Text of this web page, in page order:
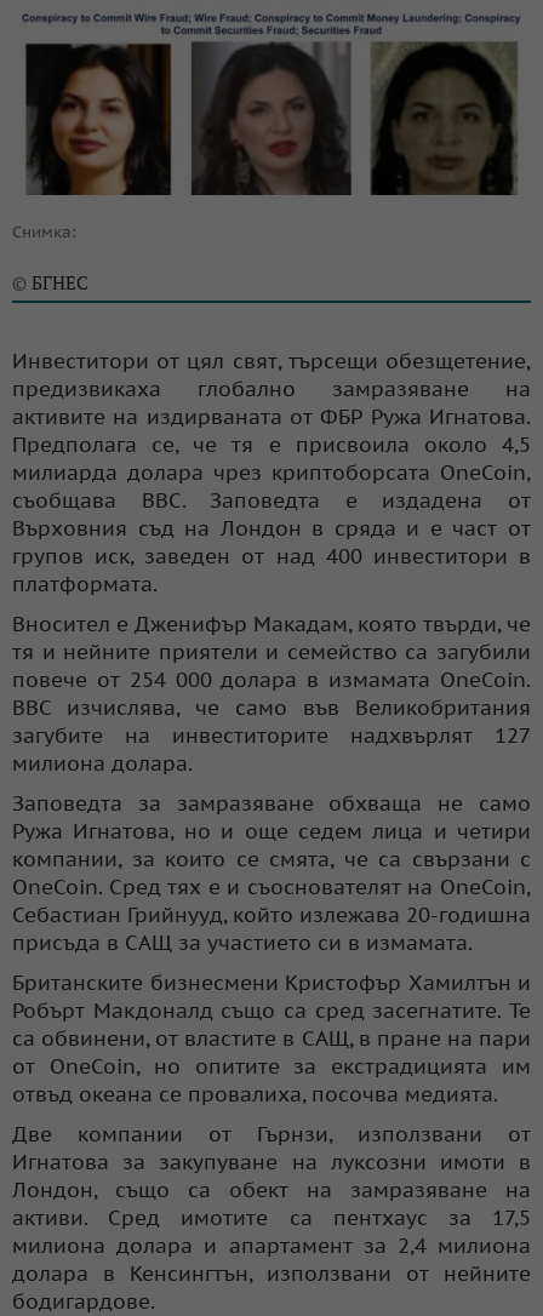
Снимка:
© БГНЕС
Инвеститори от цял свят, търсещи обезщетение,
предизвикаха глобално замразяване на
активите на издирваната от ФБР Ружа Игнатова.
Предполага се, че тя е присвоила около 4,5
милиарда долара чрез криптоборсата OneCoin,
съобщава BBC. Заповедта e издадена от
Върховния съд на Лондон в сряда и е част от
групов иск, заведен от над 400 инвеститори в
платформата.
Вносител е Дженифър Макадам, която твърди, че
тя и нейните приятели и семейство са загубили
повече от 254 000 долара в измамата OneCoin.
BBC изчислява, че само във Великобритания
загубите на инвеститорите надхвърлят 127
милиона долара.
Заповедта за замразяване обхваща не само
Ружа Игнатова, но и още седем лица и четири
компании, за които се смята, че са свързани с
OneCoin. Сред тях е и съоснователят на OneCoin,
Себастиан Грийнууд, който излежава 20-годишна
присъда в САЩ за участието си в измамата.
Британските бизнесмени Кристофър Хамилтън и
Робърт Макдоналд също са сред засегнатите. Те
са обвинени, от властите в САЩ, в пране на пари
от OneCoin, но опитите за екстрадицията им
отвъд океана се провалиха, посочва медията.
Две компании от Гърнзи, използвани от
Игнатова за закупуване на луксозни имоти в
Лондон, също са обект на замразяване на
активи. Сред имотите са пентхаус за 17,5
милиона долара и апартамент за 2,4 милиона
долара в Кенсингтън, използвани от нейните
бодигардове.